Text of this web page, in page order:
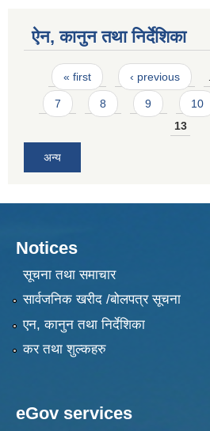
ऐन, कानुन तथा निर्देशिका
Pages
« first ‹ previous
7 8 9 10
13
अन्य
Notices
सूचना तथा समाचार
सार्वजनिक खरीद /बोलपत्र सूचना
एन, कानुन तथा निर्देशिका
कर तथा शुल्कहरु
eGov services